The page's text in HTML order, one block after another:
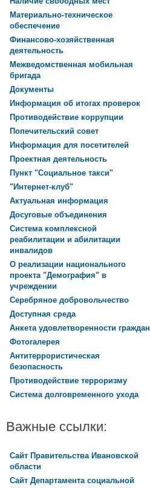
Материально-техническое
обеспечение
Финансово-хозяйственная
деятельность
Межведомственная мобильная
бригада
Документы
Информация об итогах проверок
Противодействие коррупции
Попечительский совет
Информация для посетителей
Проектная деятельность
Пункт "Социальное такси"
"Интернет-клуб"
Актуальная информация
Досуговые объединения
Система комплексной
реабилитации и абилитации
инвалидов
О реализации национального
проекта "Демография" в
учреждении
Серебряное добровольчество
Доступная среда
Анкета удовлетворенности граждан
Фотогалерея
Антитеррористическая
безопасность
Противодействие терроризму
Система долговременного ухода
Важные ссылки:
Сайт Правительства Ивановской
области
Сайт Департамента социальной